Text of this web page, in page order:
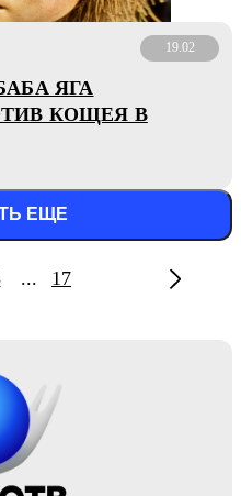
19.02
ЯГА
КОЩЕЯ В
ЕЩЕ
... 17